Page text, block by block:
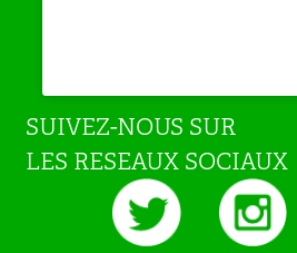
SUIVEZ-NOUS SUR
LES RESEAUX SOCIAUX